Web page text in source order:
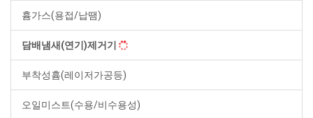
흄가스(용접/납땜)
담배냄새(연기)제거기
부착성흄(레이저가공등)
오일미스트(수용/비수용성)